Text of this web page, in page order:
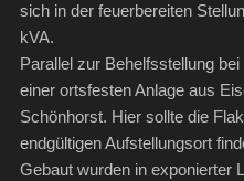
sich in der feuerbereiten
kVA.
Parallel zur Behelfsstellung
einer ortsfesten Anlage aus
Schönhorst. Hier sollte die
endgültigen Aufstellungsort
Gebaut wurden in exponierter